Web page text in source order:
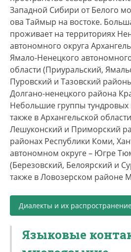
языком владеют около 18
Ненецкий тундровый язык
западную и восточную
западным говорам
тиманский и колгуевский и
восточным –
гыданский, тазовский,
Промежуточное
между западными и
занимает
распространенный в
Ненецкого автономного
обширность территории
распространения
однородностью.
проявляются в основном
трудностей для
Западной Сибири от Белого
ова Таймыр на востоке.
проживает на территориях
автономного округа
Ямало-Ненецкого
области (Приуральский,
Пуровский и Тазовский
Долгано-ненецкого района
Небольшие группы
также в Архангельской
Лешуконский и Приморский
районах Республики Коми,
автономном округе – Югре
(Березовский, Белоярский и
также в Ловозерском районе
Диалекты и их распространение
Языковые